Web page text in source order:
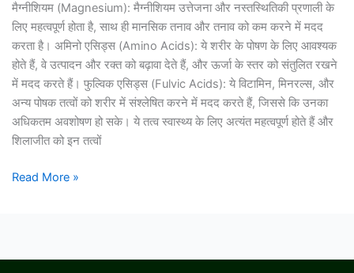
मैग्नीशियम (Magnesium): मैग्नीशियम उत्तेजना और नस्तस्थितिकी प्रणाली के
लिए महत्वपूर्ण होता है, साथ ही मानसिक तनाव और तनाव को कम करने में मदद
करता है। अमिनो एसिड्स (Amino Acids): ये शरीर के पोषण के लिए आवश्यक
होते हैं, वे उत्पादन और रक्त को बढ़ावा देते हैं, और ऊर्जा के स्तर को संतुलित रखने
में मदद करते हैं। फुल्विक एसिड्स (Fulvic Acids): ये विटामिन, मिनरल्स, और
अन्य पोषक तत्वों को शरीर में संश्लेषित करने में मदद करते हैं, जिससे कि उनका
अधिकतम अवशोषण हो सके। ये तत्व स्वास्थ्य के लिए अत्यंत महत्वपूर्ण होते हैं और
शिलाजीत को इन तत्वों
Read More »